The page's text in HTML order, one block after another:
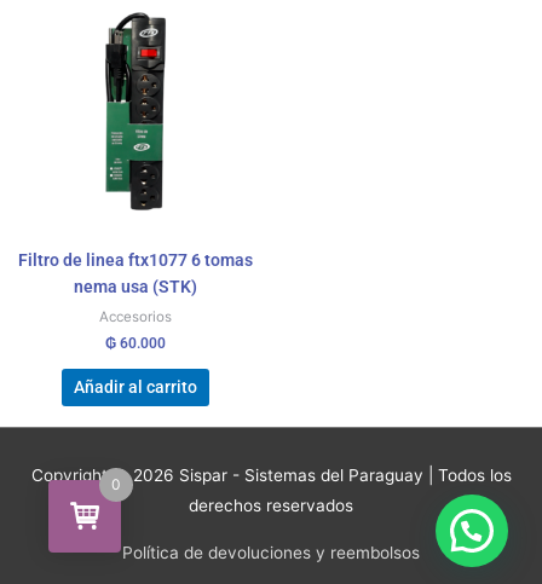
Filtro de linea ftx1077 6 tomas
nema usa (STK)
Accesorios
₲ 60.000
Añadir al carrito
Copyright © 2026 Sispar - Sistemas del Paraguay | Todos los
derechos reservados
Política de devoluciones y reembolsos
0